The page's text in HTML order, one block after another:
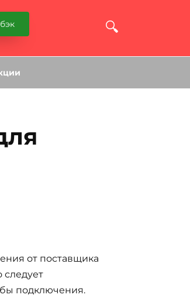
от поставщика
следует
подключения.